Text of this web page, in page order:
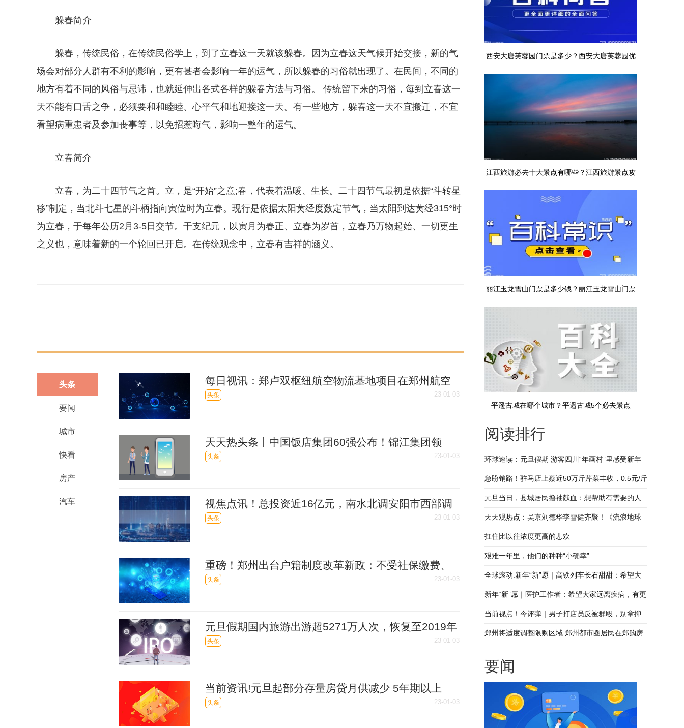
躲春简介
躲春，传统民俗，在传统民俗学上，到了立春这一天就该躲春。因为立春这天气候开始交接，新的气
场会对部分人群有不利的影响，更有甚者会影响一年的运气，所以躲春的习 俗就出现了。在民间，不同的
地方有着不同的风俗与忌讳，也就延伸出各式各样的躲春方法与习 俗。 传统留下来的习 俗，每到立春这一
天不能有口舌之争，必须要和和睦睦、心平气和地迎接这一天。有一些地方，躲春这一天不宜搬迁，不宜
看望病重患者及参加丧事等，以免招惹晦气，影响一整年的运气。
立春简介
立春，为二十四节气之首。立，是“开始”之意;春，代表着温暖、生长。二十四节气最初是依据“斗转星
移”制定，当北斗七星的斗柄指向寅位时为立春。现行是依据太阳黄经度数定节气，当太阳到达黄经315°时
为立春，于每年公历2月3-5日交节。干支纪元，以寅月为春正、立春为岁首，立春乃万物起始、一切更生
之义也，意味着新的一个轮回已开启。在传统观念中，立春有吉祥的涵义。
头条
要闻
城市
快看
房产
汽车
每日视讯：郑卢双枢纽航空物流基地项目在郑州航空
港区启动
头条 23-01-03
天天热头条丨中国饭店集团60强公布！锦江集团领
衔，中州国际酒店上榜
头条 23-01-03
视焦点讯！总投资近16亿元，南水北调安阳市西部调
水工程全线完工试通水
头条 23-01-03
重磅！郑州出台户籍制度改革新政：不受社保缴费、
居住年限限制
头条 23-01-03
元旦假期国内旅游出游超5271万人次，恢复至2019年
同期的42.8％
头条 23-01-03
当前资讯!元旦起部分存量房贷月供减少 5年期以上
LPR一季度或将下降5个至15个基点
头条 23-01-03
西安大唐芙蓉园门票是多少？西安大唐芙蓉园优
江西旅游必去十大景点有哪些？江西旅游景点攻
略
丽江玉龙雪山门票是多少钱？丽江玉龙雪山门票
平遥古城在哪个城市？平遥古城5个必去景点
阅读排行
环球速读：元旦假期 游客四川“年画村”里感受新年
喜庆
急盼销路！驻马店上蔡近50万斤芹菜丰收，0.5元/斤
寻找买家
元旦当日，县城居民撸袖献血：想帮助有需要的人
天天观热点：吴京刘德华李雪健齐聚！《流浪地球
2》登陆春节档！
扛住比以往浓度更高的悲欢
艰难一年里，他们的种种“小确幸”
全球滚动:新年“新”愿｜高铁列车长石甜甜：希望大
家平安出行，在沿途也能遇到更好的美景
新年“新”愿｜医护工作者：希望大家远离疾病，有更
多时间陪伴家人
当前视点！今评弹｜男子打店员反被群殴，别拿抑
郁症说事儿
郑州将适度调整限购区域 郑州都市圈居民在郑购房
要闻